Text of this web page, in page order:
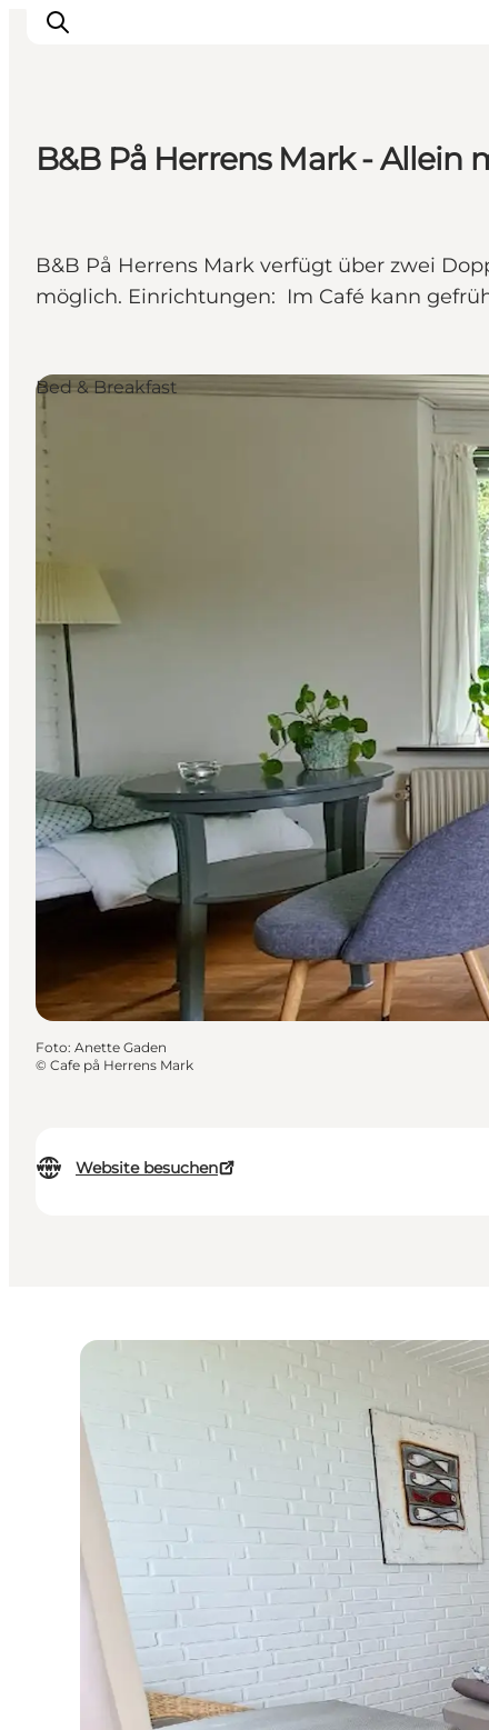
B&B På Herrens Mark - Allein
B&B På Herrens Mark verfügt über zwei
möglich. Einrichtungen: Im Café kann
Website besuchen
Bed & Breakfast
Foto: Anette Gaden
© Cafe på Herrens Mark